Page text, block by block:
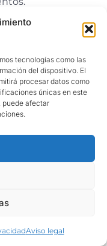
tecnologías como las
del dispositivo. El
procesar datos como
únicas en este
puede afectar
Aviso legal
se trata de la
proporcionar a los
completa y
tu boda
los invitados en
antes, durante y
para que puedas